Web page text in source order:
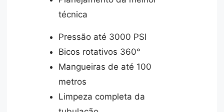
técnica
Pressão até 3000 PSI
Bicos rotativos 360°
Mangueiras de até 100
metros
Limpeza completa da